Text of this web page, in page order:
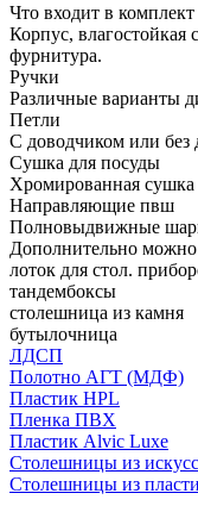
Что входит в
Корпус, влагостойкая
фурнитура.
Ручки
Различные варианты
Петли
С доводчиком или без
Сушка для посуды
Хромированная
Направляющие пвш
Полновыдвижные
Дополнительно можно
лоток для стол.
тандембоксы
столешница из камня
бутылочница
ЛДСП
Полотно АГТ (МДФ)
Пластик HPL
Пленка ПВХ
Пластик Alvic Luxe
Столешницы из
Столешницы из